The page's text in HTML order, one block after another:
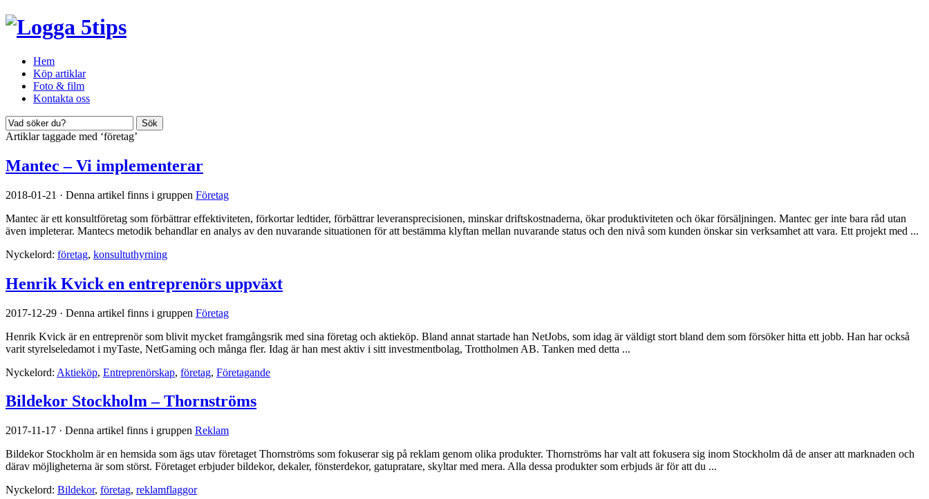
Hem
Köp artiklar
Foto & film
Kontakta oss
Artiklar taggade med ‘företag’
Mantec – Vi implementerar
2018-01-21 · Denna artikel finns i gruppen Företag
Mantec är ett konsultföretag som förbättrar effektiviteten, förkortar ledtider, förbättrar leveransprecisionen, minskar driftskostnaderna, ökar produktiviteten och ökar försäljningen. Mantec ger inte bara råd utan
även impleterar. Mantecs metodik behandlar en analys av den nuvarande situationen för att bestämma klyftan mellan nuvarande status och den nivå som kunden önskar sin verksamhet att vara. Ett projekt med ...
Nyckelord: företag, konsultuthyrning
Henrik Kvick en entreprenörs uppväxt
2017-12-29 · Denna artikel finns i gruppen Företag
Henrik Kvick är en entreprenör som blivit mycket framgångsrik med sina företag och aktieköp. Bland annat startade han NetJobs, som idag är väldigt stort bland dem som försöker hitta ett jobb. Han har också
varit styrelseledamot i myTaste, NetGaming och många fler. Idag är han mest aktiv i sitt investmentbolag, Trottholmen AB. Tanken med detta ...
Nyckelord: Aktieköp, Entreprenörskap, företag, Företagande
Bildekor Stockholm – Thornströms
2017-11-17 · Denna artikel finns i gruppen Reklam
Bildekor Stockholm är en hemsida som ägs utav företaget Thornströms som fokuserar sig på reklam genom olika produkter. Thornströms har valt att fokusera sig inom Stockholm då de anser att marknaden och
därav möjligheterna är som störst. Företaget erbjuder bildekor, dekaler, fönsterdekor, gatupratare, skyltar med mera. Alla dessa produkter som erbjuds är för att du ...
Nyckelord: Bildekor, företag, reklamflaggor